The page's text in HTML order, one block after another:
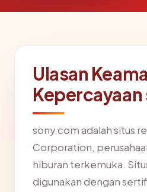
Ulasan
sony.com adalah situs
Corporation,
hiburan terkemuka.
digunakan dengan